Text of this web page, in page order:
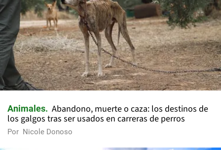
Animales
Abandono, muerte o caza: los destinos de
los galgos tras ser usados en carreras de perros
Por Nicole Donoso